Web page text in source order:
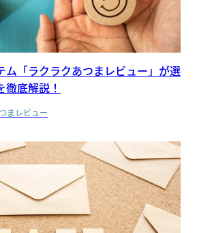
ム「ラクラクあつまレビュー」が選
底解説！
まレビュー